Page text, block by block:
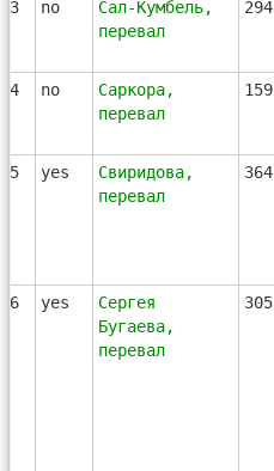
73 no
Сал-Кумбель,
перевал
294
74 no
Саркора,
перевал
159
75 yes
Свиридова,
перевал
364
76 yes
Сергея
Бугаева,
перевал
305